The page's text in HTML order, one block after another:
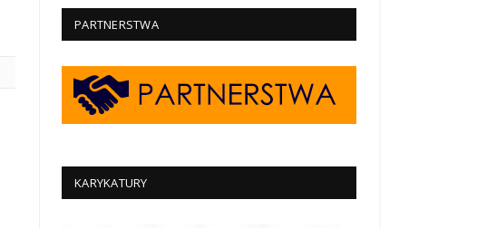
PARTNERSTWA
KARYKATURY